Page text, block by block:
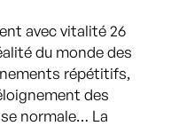
avec vitalité 26
du monde des
répétitifs,
des
normale… La